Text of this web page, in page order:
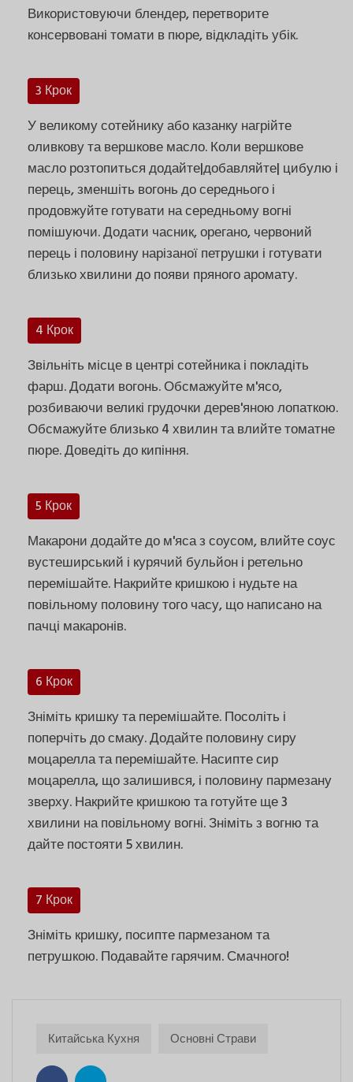
Використовуючи блендер, перетворите
консервовані томати в пюре, відкладіть убік.
3 Крок
У великому сотейнику або казанку нагрійте
оливкову та вершкове масло. Коли вершкове
масло розтопиться додайте|добавляйте| цибулю і
перець, зменшіть вогонь до середнього і
продовжуйте готувати на середньому вогні
помішуючи. Додати часник, орегано, червоний
перець і половину нарізаної петрушки і готувати
близько хвилини до появи пряного аромату.
4 Крок
Звільніть місце в центрі сотейника і покладіть
фарш. Додати вогонь. Обсмажуйте м'ясо,
розбиваючи великі грудочки дерев'яною лопаткою.
Обсмажуйте близько 4 хвилин та влийте томатне
пюре. Доведіть до кипіння.
5 Крок
Макарони додайте до м'яса з соусом, влийте соус
вустеширський і курячий бульйон і ретельно
перемішайте. Накрийте кришкою і нудьте на
повільному половину того часу, що написано на
пачці макаронів.
6 Крок
Зніміть кришку та перемішайте. Посоліть і
поперчіть до смаку. Додайте половину сиру
моцарелла та перемішайте. Насипте сир
моцарелла, що залишився, і половину пармезану
зверху. Накрийте кришкою та готуйте ще 3
хвилини на повільному вогні. Зніміть з вогню та
дайте постояти 5 хвилин.
7 Крок
Зніміть кришку, посипте пармезаном та
петрушкою. Подавайте гарячим. Смачного!
Китайська Кухня Основні Страви